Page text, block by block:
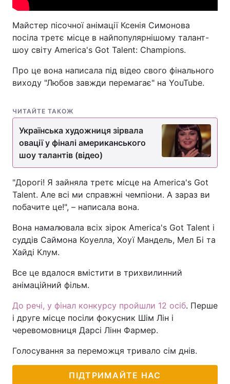
Майстер пісочної анімації Ксенія Симонова
посіла третє місце в найпопулярнішому талант-
шоу світу America's Got Talent: Champions.
Про це вона написала під відео свого фінального
виходу "Любов завжди перемагає" на YouTube.
ЧИТАЙТЕ ТАКОЖ
Українська художниця зірвала
овації у фіналі американського
шоу талантів (відео)
"Дорогі! Я зайняла третє місце на America's Got
Talent. Але всі ми справжні чемпіони. А зараз ви
побачите це!", – написала вона.
Вона намалювала всіх зірок America's Got Talent і
суддів Саймона Коуелла, Хоуї Мандель, Мел Бі та
Хайді Клум.
Все це вдалося вмістити в трихвилинний
анімаційний фільм.
До речі, у фінал конкурсу пройшли 12 осіб. Перше
і друге місце посіли фокусник Шім Лін і
черевомовниця Дарсі Лінн Фармер.
Голосування за переможця тривало сім днів.
ПІДТРИМАЙТЕ НАС